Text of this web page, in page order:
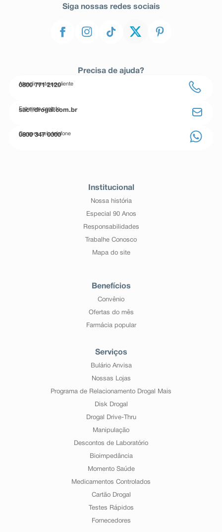
Siga nossas redes sociais
Precisa de ajuda?
Atendimento ao cliente
0800 771 2120
Entre em contato
sac@drogal.com.br
Compre pelo telefone
0800 347 0000
Institucional
Nossa história
Especial 90 Anos
Responsabilidades
Trabalhe Conosco
Mapa do site
Benefícios
Convênio
Ofertas do mês
Farmácia popular
Serviços
Bulário Anvisa
Nossas Lojas
Programa de Relacionamento Drogal Mais
Disk Drogal
Drogal Drive-Thru
Manipulação
Descontos de Laboratório
Bioimpedância
Momento Saúde
Medicamentos Controlados
Cartão Drogal
Testes Rápidos
Fornecedores